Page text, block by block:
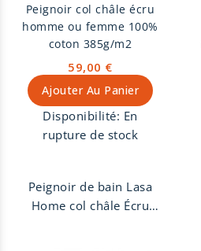
Peignoir col châle écru
homme ou femme 100%
coton 385g/m2
59,00 €
Ajouter Au Panier
Disponibilité: En
rupture de stock
Peignoir de bain Lasa
Home col châle Écru